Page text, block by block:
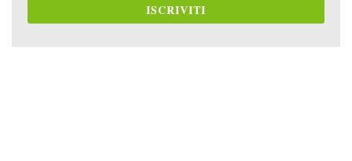
ISCRIVITI